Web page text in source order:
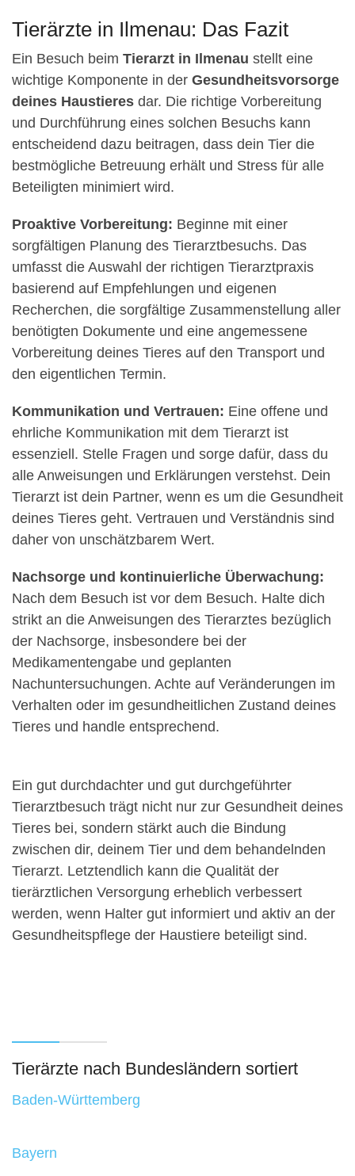
Tierärzte in Ilmenau: Das Fazit
Ein Besuch beim Tierarzt in Ilmenau stellt eine
wichtige Komponente in der Gesundheitsvorsorge
deines Haustieres dar. Die richtige Vorbereitung
und Durchführung eines solchen Besuchs kann
entscheidend dazu beitragen, dass dein Tier die
bestmögliche Betreuung erhält und Stress für alle
Beteiligten minimiert wird.
Proaktive Vorbereitung: Beginne mit einer
sorgfältigen Planung des Tierarztbesuchs. Das
umfasst die Auswahl der richtigen Tierarztpraxis
basierend auf Empfehlungen und eigenen
Recherchen, die sorgfältige Zusammenstellung aller
benötigten Dokumente und eine angemessene
Vorbereitung deines Tieres auf den Transport und
den eigentlichen Termin.
Kommunikation und Vertrauen: Eine offene und
ehrliche Kommunikation mit dem Tierarzt ist
essenziell. Stelle Fragen und sorge dafür, dass du
alle Anweisungen und Erklärungen verstehst. Dein
Tierarzt ist dein Partner, wenn es um die Gesundheit
deines Tieres geht. Vertrauen und Verständnis sind
daher von unschätzbarem Wert.
Nachsorge und kontinuierliche Überwachung:
Nach dem Besuch ist vor dem Besuch. Halte dich
strikt an die Anweisungen des Tierarztes bezüglich
der Nachsorge, insbesondere bei der
Medikamentengabe und geplanten
Nachuntersuchungen. Achte auf Veränderungen im
Verhalten oder im gesundheitlichen Zustand deines
Tieres und handle entsprechend.
Ein gut durchdachter und gut durchgeführter
Tierarztbesuch trägt nicht nur zur Gesundheit deines
Tieres bei, sondern stärkt auch die Bindung
zwischen dir, deinem Tier und dem behandelnden
Tierarzt. Letztendlich kann die Qualität der
tierärztlichen Versorgung erheblich verbessert
werden, wenn Halter gut informiert und aktiv an der
Gesundheitspflege der Haustiere beteiligt sind.
Tierärzte nach Bundesländern sortiert
Baden-Württemberg
Bayern